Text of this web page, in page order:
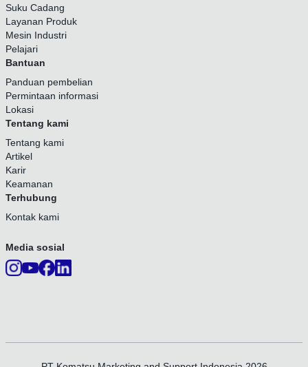
Suku Cadang
Layanan Produk
Mesin Industri
Pelajari
Bantuan
Panduan pembelian
Permintaan informasi
Lokasi
Tentang kami
Tentang kami
Artikel
Karir
Keamanan
Terhubung
Kontak kami
Media sosial